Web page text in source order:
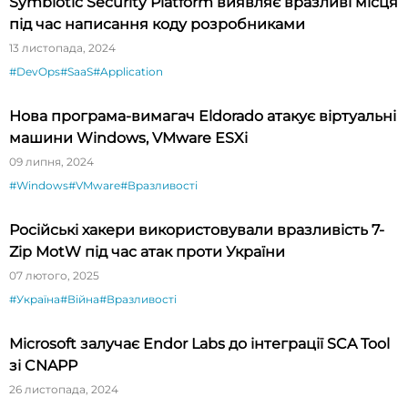
під час написання коду розробниками
13 листопада, 2024
#DevOps#SaaS#Application
Нова програма-вимагач Eldorado атакує віртуальні
машини Windows, VMware ESXi
09 липня, 2024
#Windows#VMware#Вразливості
Російські хакери використовували вразливість 7-
Zip MotW під час атак проти України
07 лютого, 2025
#Україна#Війна#Вразливості
Microsoft залучає Endor Labs до інтеграції SCA Tool
зі CNAPP
26 листопада, 2024